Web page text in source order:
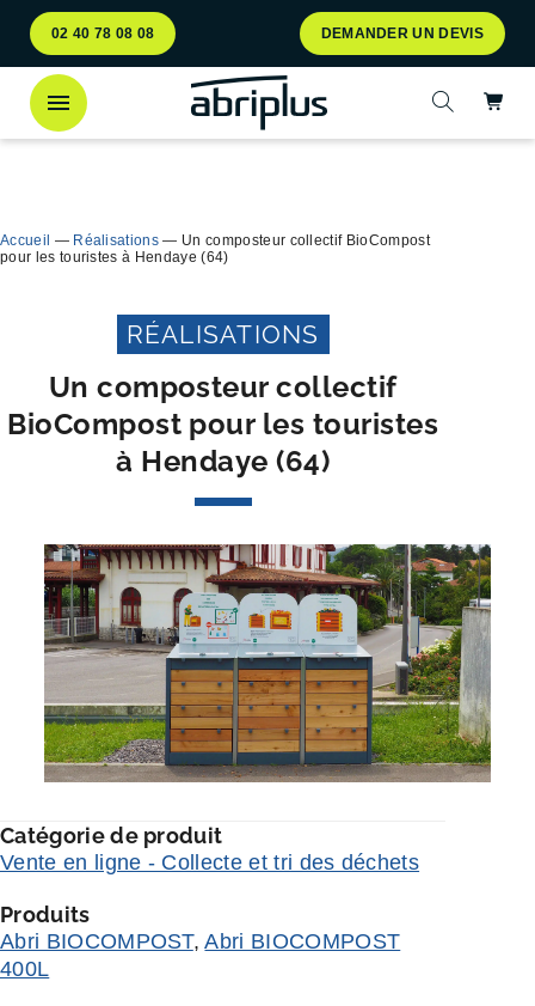
Aller
au
menu
Aller au
contenu
02 40 78 08 08 DEMANDER UN DEVIS
Ouvrir la
Accueil — Réalisations — Un composteur collectif BioCompost
pour les touristes à Hendaye (64)
RÉALISATIONS
Un composteur collectif
BioCompost pour les touristes
à Hendaye (64)
Catégorie de produit
Vente en ligne - Collecte et tri des déchets
Produits
Abri BIOCOMPOST,Abri BIOCOMPOST
400L